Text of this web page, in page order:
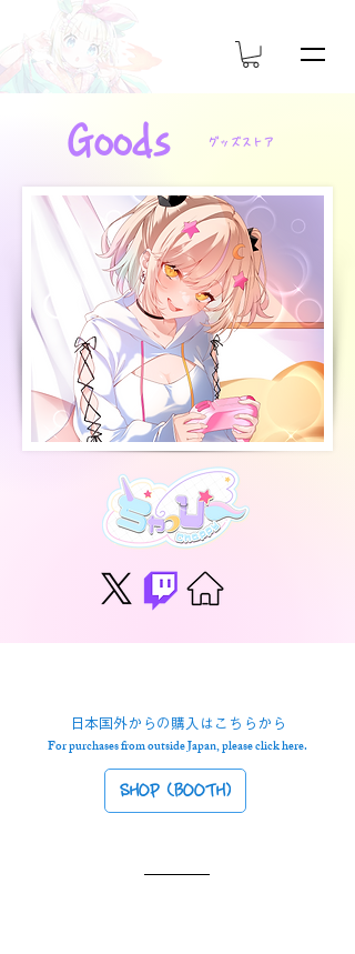
Goods グッズストア
日本国外からの購入はこちらから
For purchases from outside Japan, please click here.
SHOP (BOOTH)